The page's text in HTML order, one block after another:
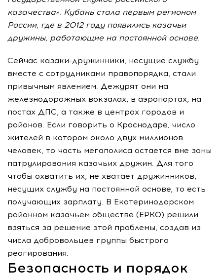
казачества». Кубань стала первым регионом
России, где в 2012 году появились казачьи
дружины, работающие на постоянной основе.
Сейчас казаки-дружинники, несущие службу
вместе с сотрудниками правопорядка, стали
привычным явлением. Дежурят они на
железнодорожных вокзалах, в аэропортах, на
постах ДПС, а также в центрах городов и
районов. Если говорить о Краснодаре, число
жителей в котором около двух миллионов
человек, то часть мегаполиса остается вне зоны
патрулирования казачьих дружин. Для того
чтобы охватить их, не хватает дружинников,
несущих службу на постоянной основе, то есть
получающих зарплату. В Екатеринодарском
районном казачьем обществе (ЕРКО) решили
взяться за решение этой проблемы, создав из
числа добровольцев группы быстрого
реагирования.
Безопасность и порядок